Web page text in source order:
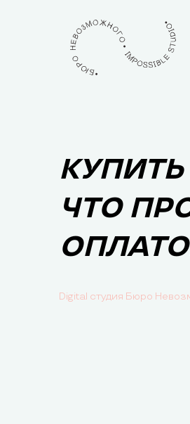
ЧТО
Digital студия Бюро